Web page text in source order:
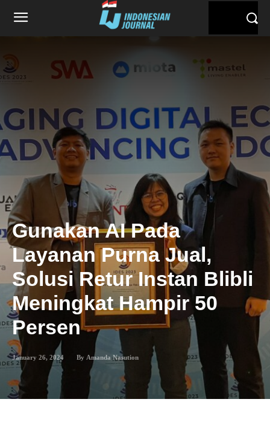
Gunakan AI Pada
Layanan Purna Jual,
Solusi Retur Instan Blibli
Meningkat Hampir 50
Persen
January 26, 2024 By Amanda Nasution